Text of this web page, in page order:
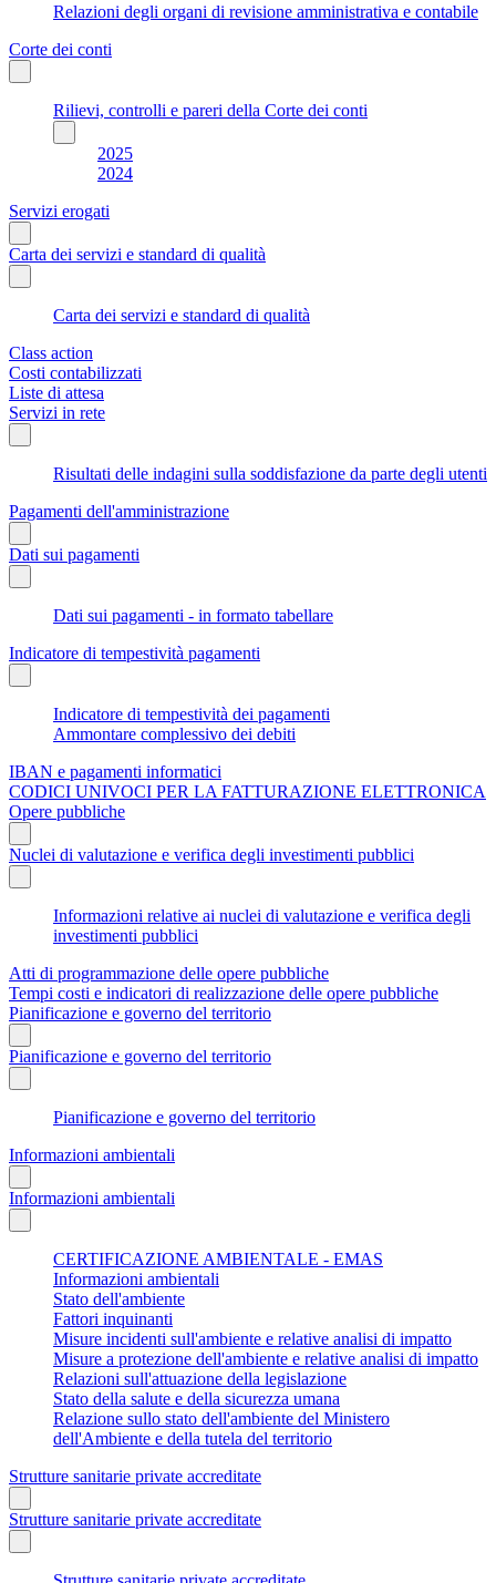
Relazioni degli organi di revisione amministrativa e contabile
Corte dei conti
Rilievi, controlli e pareri della Corte dei conti
2025
2024
Servizi erogati
Carta dei servizi e standard di qualità
Carta dei servizi e standard di qualità
Class action
Costi contabilizzati
Liste di attesa
Servizi in rete
Risultati delle indagini sulla soddisfazione da parte degli utenti
Pagamenti dell'amministrazione
Dati sui pagamenti
Dati sui pagamenti - in formato tabellare
Indicatore di tempestività pagamenti
Indicatore di tempestività dei pagamenti
Ammontare complessivo dei debiti
IBAN e pagamenti informatici
CODICI UNIVOCI PER LA FATTURAZIONE ELETTRONICA
Opere pubbliche
Nuclei di valutazione e verifica degli investimenti pubblici
Informazioni relative ai nuclei di valutazione e verifica degli
investimenti pubblici
Atti di programmazione delle opere pubbliche
Tempi costi e indicatori di realizzazione delle opere pubbliche
Pianificazione e governo del territorio
Pianificazione e governo del territorio
Pianificazione e governo del territorio
Informazioni ambientali
Informazioni ambientali
CERTIFICAZIONE AMBIENTALE - EMAS
Informazioni ambientali
Stato dell'ambiente
Fattori inquinanti
Misure incidenti sull'ambiente e relative analisi di impatto
Misure a protezione dell'ambiente e relative analisi di impatto
Relazioni sull'attuazione della legislazione
Stato della salute e della sicurezza umana
Relazione sullo stato dell'ambiente del Ministero
dell'Ambiente e della tutela del territorio
Strutture sanitarie private accreditate
Strutture sanitarie private accreditate